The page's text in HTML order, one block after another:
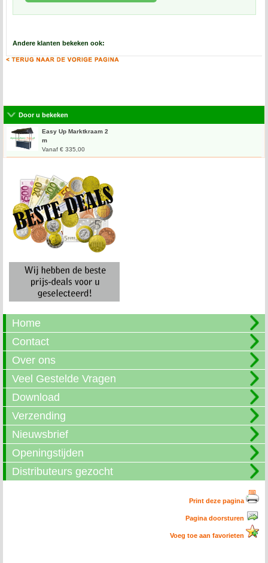
Andere klanten bekeken ook:
Door u bekeken
Easy Up Marktkraam 2
m
Vanaf € 335,00
Home
Contact
Over ons
Veel Gestelde Vragen
Download
Verzending
Nieuwsbrief
Openingstijden
Distributeurs gezocht
Print deze pagina
Pagina doorsturen
Voeg toe aan favorieten